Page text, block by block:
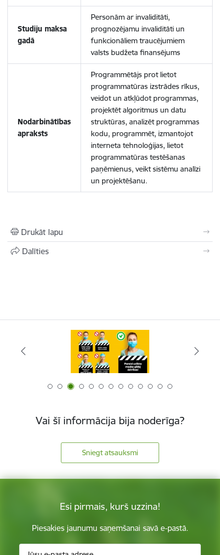
Studiju maksa
gadā
Personām ar invaliditāti,
prognozējamu invaliditāti un
funkcionāliem traucējumiem
valsts budžeta finansējums
Nodarbinātības
apraksts
Programmētājs prot lietot
programmatūras izstrādes rīkus,
veidot un atkļūdot programmas,
projektēt algoritmus un datu
struktūras, analizēt programmas
kodu, programmēt, izmantojot
interneta tehnoloģijas, lietot
programmatūras testēšanas
paņēmienus, veikt sistēmu analīzi
un projektēšanu.
Drukāt lapu
Dalīties
Vai šī informācija bija noderīga?
Sniegt atsauksmi
Esi pirmais, kurš uzzina!
Piesakies jaunumu saņemšanai savā e-pastā.